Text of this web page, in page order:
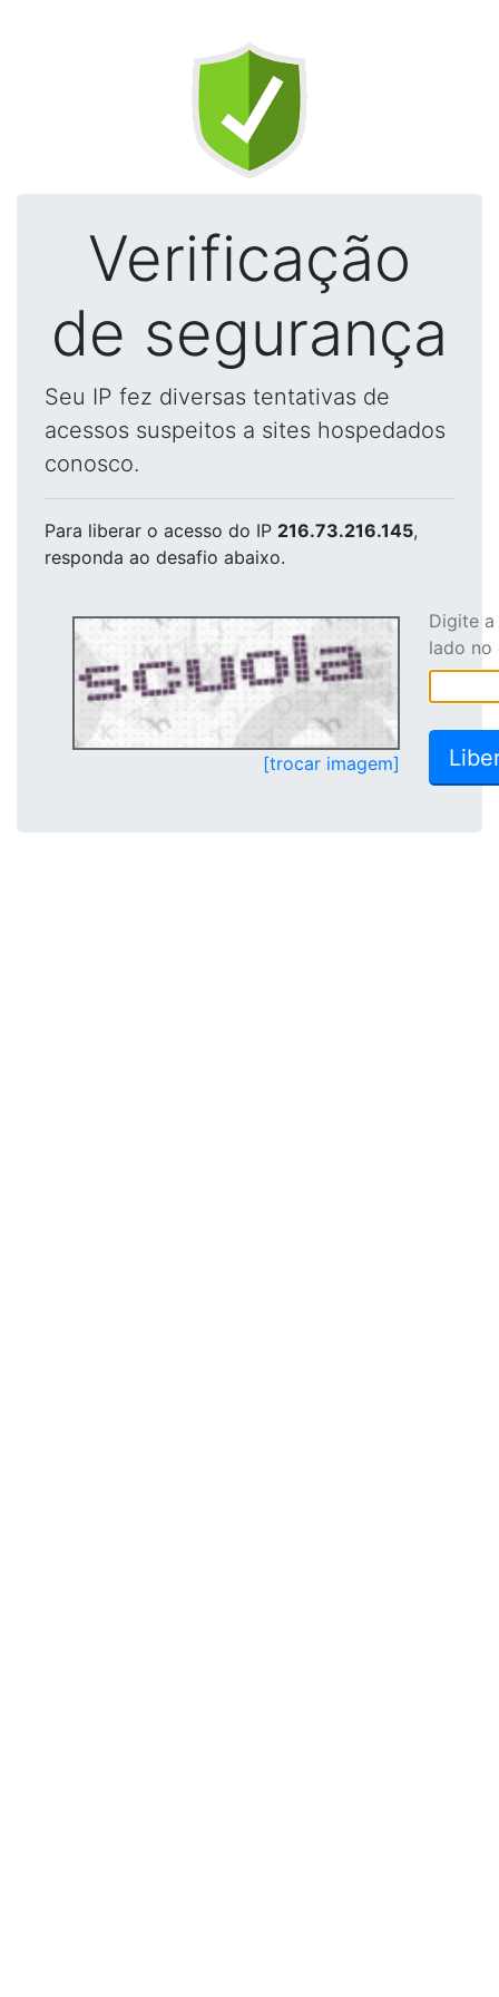
Verificação
de segurança
Seu IP fez diversas tentativas de
acessos suspeitos a sites hospedados
conosco.
Para liberar o acesso do IP 216.73.216.145,
responda ao desafio abaixo.
[trocar imagem]
Digite
lado no